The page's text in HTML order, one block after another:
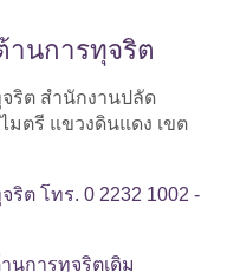
นการทุจริต
ริต สำนักงานปลัด
มตรี แขวงดินแดง เขต
ต โทร. 0 2232 1002 -
นการทุจริตเดิม